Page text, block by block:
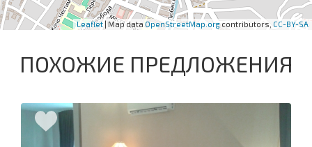
Leaflet | Map data OpenStreetMap.orgcontributors, CC-BY-SA
ПОХОЖИЕ ПРЕДЛОЖЕНИЯ